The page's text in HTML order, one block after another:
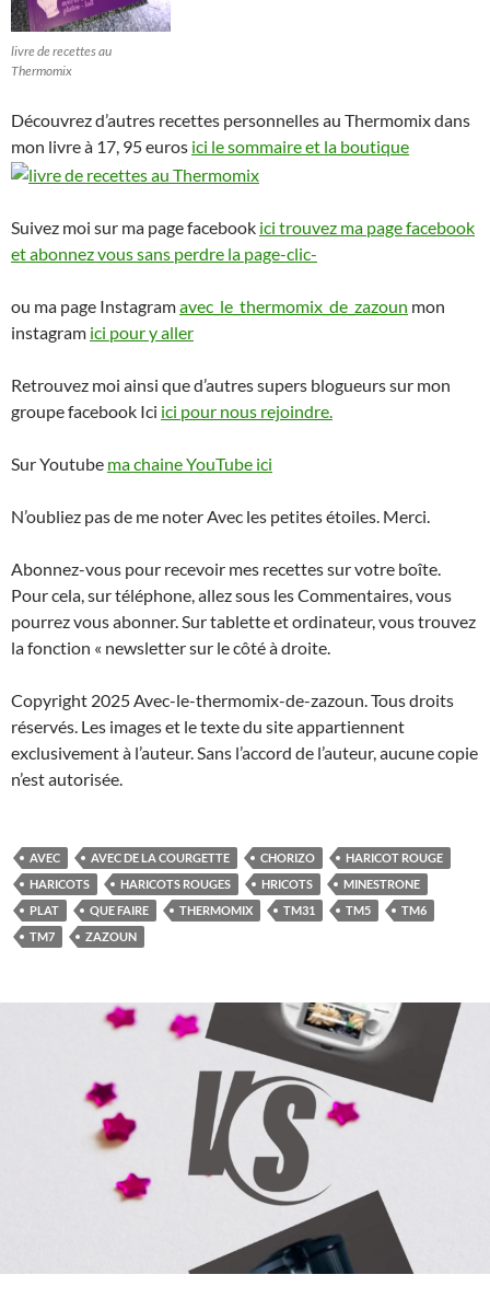
livre de recettes au
Thermomix
Découvrez d’autres recettes personnelles au Thermomix dans
mon livre à 17, 95 euros ici le sommaire et la boutique
Suivez moi sur ma page facebook ici trouvez ma page facebook
et abonnez vous sans perdre la page-clic-
ou ma page Instagramavec_le_thermomix_de_zazoun mon
instagram ici pour y aller
Retrouvez moi ainsi que d’autres supers blogueurs sur mon
groupe facebook Ici ici pour nous rejoindre.
Sur Youtube ma chaine YouTube ici
N’oubliez pas de me noter Avec les petites étoiles. Merci.
Abonnez-vous pour recevoir mes recettes sur votre boîte.
Pour cela, sur téléphone, allez sous les Commentaires, vous
pourrez vous abonner. Sur tablette et ordinateur, vous trouvez
la fonction « newsletter sur le côté à droite.
Copyright 2025 Avec-le-thermomix-de-zazoun. Tous droits
réservés. Les images et le texte du site appartiennent
exclusivement à l’auteur. Sans l’accord de l’auteur, aucune copie
n’est autorisée.
AVEC AVEC DE LA COURGETTE CHORIZO
HARICOT ROUGE
HARICOTS
HARICOTS ROUGES HRICOTS
MINESTRONE
PLAT
QUE FAIRE THERMOMIX TM31 TM5
TM6
TM7
ZAZOUN